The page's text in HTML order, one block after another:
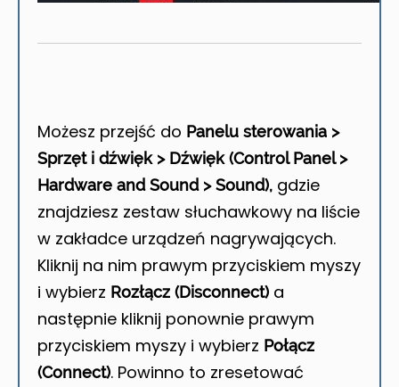
Możesz przejść do Panelu sterowania >
Sprzęt i dźwięk > Dźwięk (Control Panel >
Hardware and Sound > Sound), gdzie
znajdziesz zestaw słuchawkowy na liście
w zakładce urządzeń nagrywających.
Kliknij na nim prawym przyciskiem myszy
i wybierz Rozłącz (Disconnect) a
następnie kliknij ponownie prawym
przyciskiem myszy i wybierz Połącz
(Connect). Powinno to zresetować